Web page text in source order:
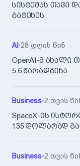
სისტემას თავი
გატეხეს
AI •28 დღის წინ
OpenAI-მ ახალი
5.6 წარადგინა
Business•2 თვის
SpaceX-ის
135 დოლარად
Business•2 თვის